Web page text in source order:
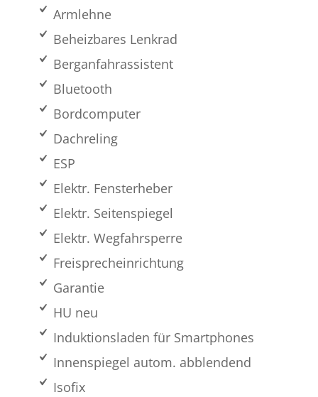
Armlehne
Beheizbares Lenkrad
Berganfahrassistent
Bluetooth
Bordcomputer
Dachreling
ESP
Elektr. Fensterheber
Elektr. Seitenspiegel
Elektr. Wegfahrsperre
Freisprecheinrichtung
Garantie
HU neu
Induktionsladen für Smartphones
Innenspiegel autom. abblendend
Isofix